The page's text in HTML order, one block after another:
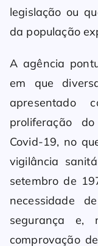
legislação ou
da população
A agência
em que
apresentado
proliferação
Covid-19, no
vigilância
setembro de
necessidade
segurança e,
comprovação